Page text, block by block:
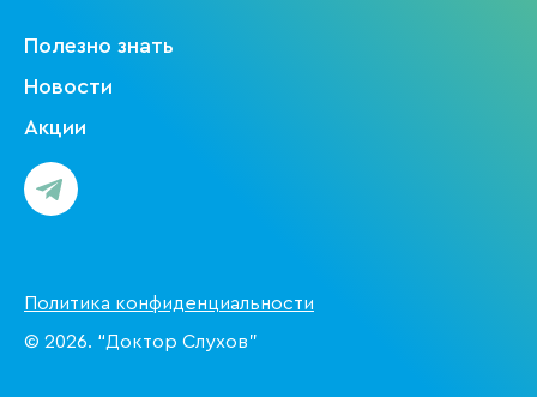
Полезно знать
Новости
Акции
Политика конфиденциальности
© 2026. “Доктор Слухов”